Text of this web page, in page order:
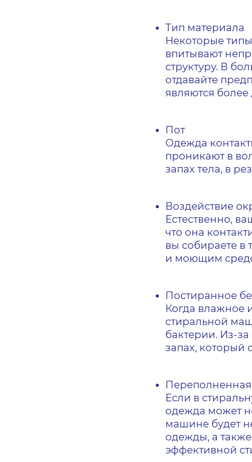
Тип материала
Некоторые
впитывают
структуру. В
отдавайте
являются
Пот
Одежда
проникают в
запах тела, в
Воздействие
Естественно,
что она
вы собираете в
и моющим
Постиранное
Когда влажное
стиральной
бактерии. Из-
запах, который
Если в
одежда может
машине будет
одежды, а
эффективной